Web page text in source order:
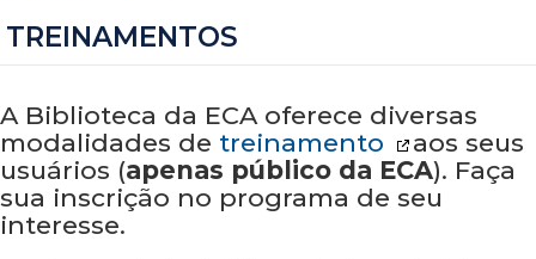
TREINAMENTOS
A Biblioteca da ECA oferece diversas
modalidades de treinamento
aos seus
usuários (apenas público da ECA). Faça
sua inscrição no programa de seu
interesse.